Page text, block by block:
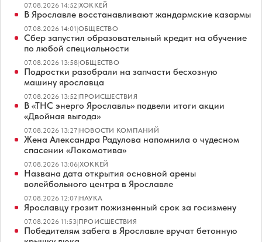
07.08.2026 14:52|ХОККЕЙ
В Ярославле восстанавливают жандармские казармы
07.08.2026 14:01|ОБЩЕСТВО
Сбер запустил образовательный кредит на обучение
по любой специальности
07.08.2026 13:58|ОБЩЕСТВО
Подростки разобрали на запчасти бесхозную
машину ярославца
07.08.2026 13:52|ПРОИСШЕСТВИЯ
В «ТНС энерго Ярославль» подвели итоги акции
«Двойная выгода»
07.08.2026 13:27|НОВОСТИ КОМПАНИЙ
Жена Александра Радулова напомнила о чудесном
спасении «Локомотива»
07.08.2026 13:06|ХОККЕЙ
Названа дата открытия основной арены
волейбольного центра в Ярославле
07.08.2026 12:07|НАУКА
Ярославцу грозит пожизненный срок за госизмену
07.08.2026 11:53|ПРОИСШЕСТВИЯ
Победителям забега в Ярославле вручат бетонную